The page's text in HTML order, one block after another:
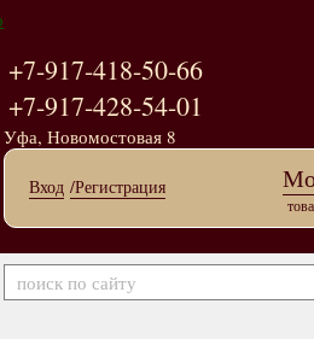
+7-917-418-50-66
+7-917-428-54-01
Уфа, Новомостовая 8
Вход /Регистрация